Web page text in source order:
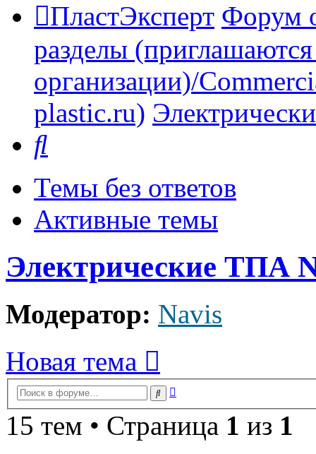
ПластЭксперт Форум
разделы
организации)/
plastic.ru)
Темы без ответов
Активные темы
Электрические ТПА
Модератор: Navis
Новая тема
Поиск
15 тем • Страница 1 из 1